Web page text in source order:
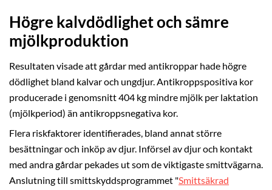
Högre kalvdödlighet och sämre
mjölkproduktion
Resultaten visade att gårdar med antikroppar hade högre
dödlighet bland kalvar och ungdjur. Antikroppspositiva kor
producerade i genomsnitt 404 kg mindre mjölk per laktation
(mjölkperiod) än antikroppsnegativa kor.
Flera riskfaktorer identifierades, bland annat större
besättningar och inköp av djur. Införsel av djur och kontakt
med andra gårdar pekades ut som de viktigaste smittvägarna.
Anslutning till smittskyddsprogrammet "Smittsäkrad